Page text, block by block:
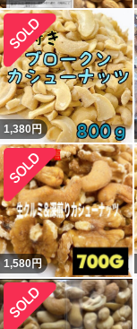
1,380円
1,580円